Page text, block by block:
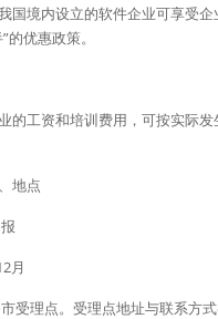
国境内设立的软件企业可享受
优惠政策。
的工资和培训费用，可按实际
地点
月
受理点。受理点地址与联系方